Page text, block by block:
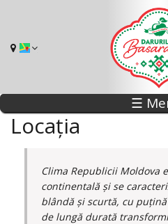
☰
Locația
Clima Republicii Moldova
continentală și se
blândă și scurtă, cu
de lungă durată